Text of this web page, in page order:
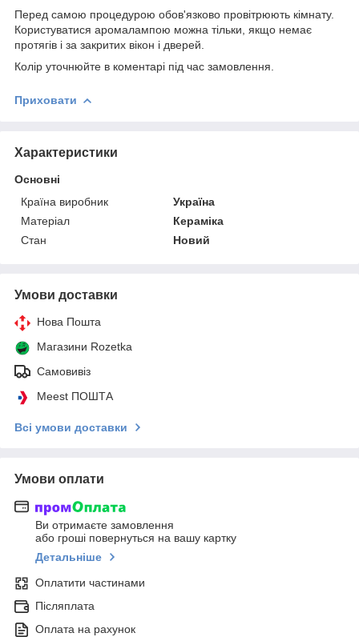
Перед самою процедурою обов'язково провітрюють кімнату.
Користуватися аромалампою можна тільки, якщо немає
протягів і за закритих вікон і дверей.
Колір уточнюйте в коментарі під час замовлення.
Приховати
Характеристики
Основні
Країна виробник
Україна
Матеріал
Кераміка
Стан
Новий
Умови доставки
Нова Пошта
Магазини Rozetka
Самовивіз
Meest ПОШТА
Всі умови доставки
Умови оплати
Ви отримаєте замовлення
або гроші повернуться на вашу картку
Детальніше
Оплатити частинами
Післяплата
Оплата на рахунок